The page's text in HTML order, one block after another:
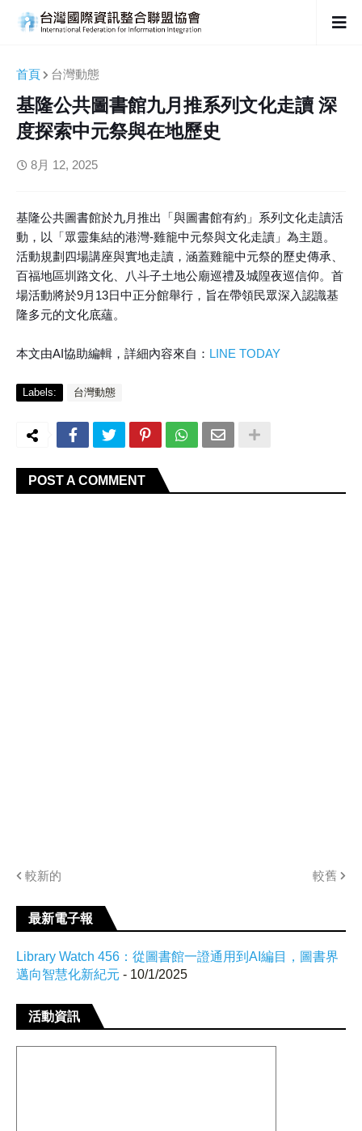
首頁 台灣動態
基隆公共圖書館九月推系列文化走讀 深
度探索中元祭與在地歷史
8月 12, 2025
基隆公共圖書館於九月推出「與圖書館有約」系列文化走讀活
動，以「眾靈集結的港灣-雞籠中元祭與文化走讀」為主題。
活動規劃四場講座與實地走讀，涵蓋雞籠中元祭的歷史傳承、
百福地區圳路文化、八斗子土地公廟巡禮及城隍夜巡信仰。首
場活動將於9月13日中正分館舉行，旨在帶領民眾深入認識基
隆多元的文化底蘊。
本文由AI協助編輯，詳細內容來自： LINE TODAY
Labels: 台灣動態
POST A COMMENT
較新的 較舊
最新電子報
Library Watch 456：從圖書館一證通用到AI編目，圖書界
邁向智慧化新紀元 - 10/1/2025
活動資訊